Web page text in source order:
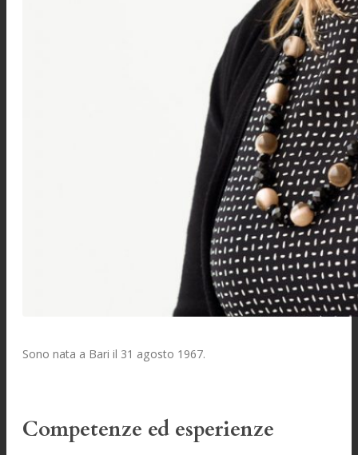
Sono nata a Bari il 31 agosto 1967.
Competenze ed esperienze